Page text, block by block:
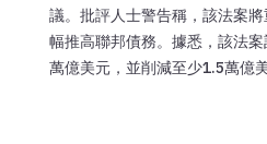
議。批評人士警告稱，該法案
幅推高聯邦債務。據悉，該法
萬億美元，並削減至少1.5萬億美